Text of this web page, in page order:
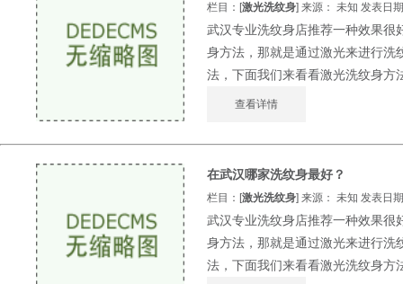
栏目：[激光洗纹身] 来源： 未知 发表日
武汉专业洗纹身店推荐一种效果很
身方法，那就是通过激光来进行洗
法，下面我们来看看激光洗纹身方
查看详情
在武汉哪家洗纹身最好？
栏目：[激光洗纹身] 来源： 未知 发表日
武汉专业洗纹身店推荐一种效果很
身方法，那就是通过激光来进行洗
法，下面我们来看看激光洗纹身方